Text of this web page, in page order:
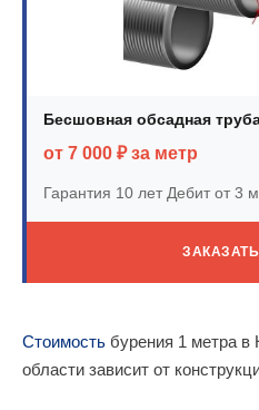
Бесшовная обсадная
от 7 000 ₽ за метр
Гарантия 10 летДебит от 3
Стоимость бурения 1 метра в
области зависит от